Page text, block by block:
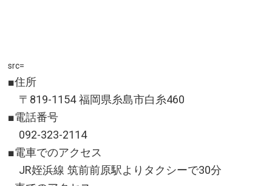
src=
■住所
〒819-1154 福岡県糸島市白糸460
■電話番号
092-323-2114
■電車でのアクセス
JR姪浜線 筑前前原駅よりタクシーで30分